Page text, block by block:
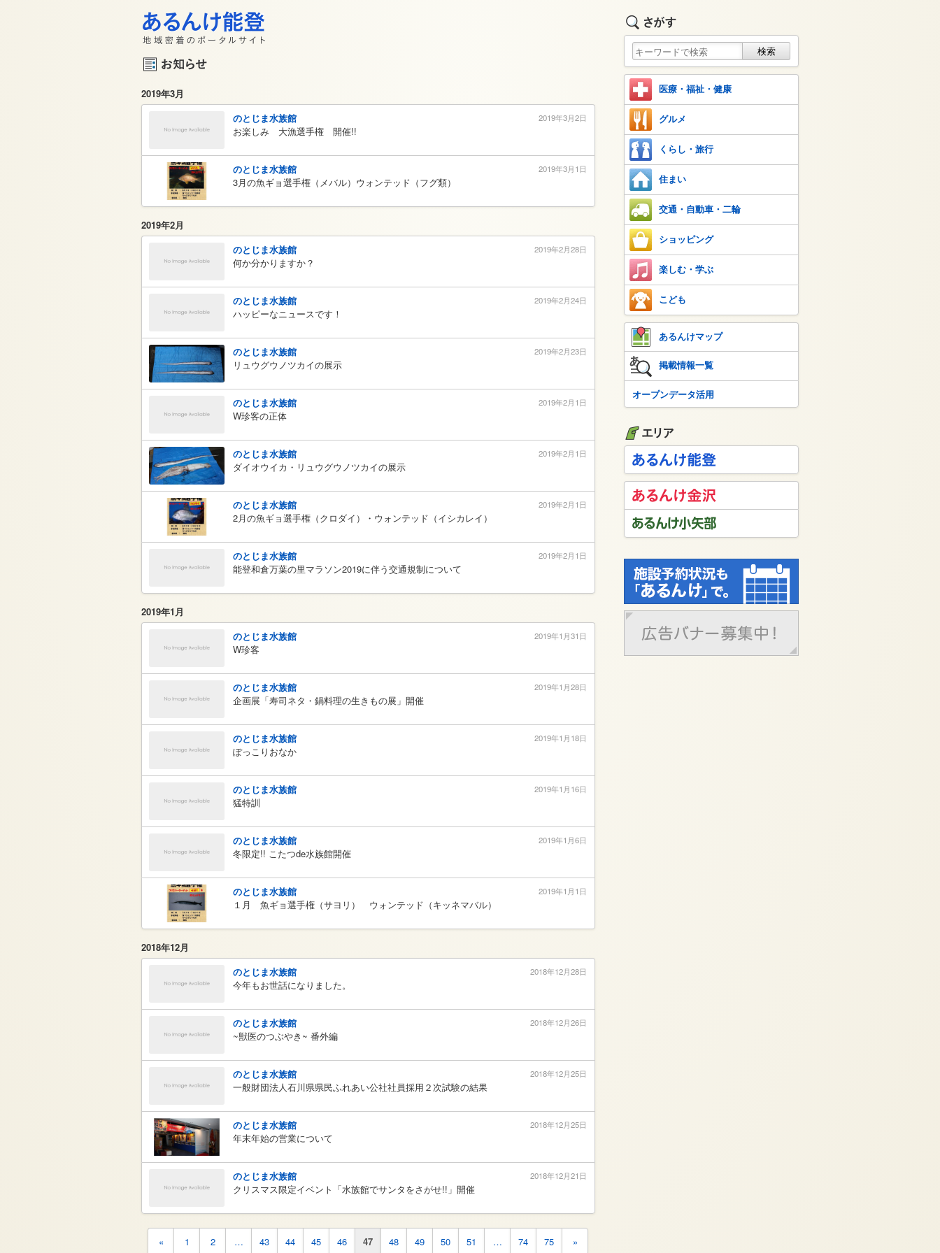
2019年3月
2019年3月2日
のとじま水族館
お楽しみ 大漁選手権 開催!!
2019年3月1日
のとじま水族館
3月の魚ギョ選手権（メバル）ウォンテッド（フグ類）
2019年2月
2019年2月28日
のとじま水族館
何か分かりますか？
2019年2月24日
のとじま水族館
ハッピーなニュースです！
2019年2月23日
のとじま水族館
リュウグウノツカイの展示
2019年2月1日
のとじま水族館
W珍客の正体
2019年2月1日
のとじま水族館
ダイオウイカ・リュウグウノツカイの展示
2019年2月1日
のとじま水族館
2月の魚ギョ選手権（クロダイ）・ウォンテッド（イシカレイ）
2019年2月1日
のとじま水族館
能登和倉万葉の里マラソン2019に伴う交通規制について
2019年1月
2019年1月31日
のとじま水族館
W珍客
2019年1月28日
のとじま水族館
企画展「寿司ネタ・鍋料理の生きもの展」開催
2019年1月18日
のとじま水族館
ぽっこりおなか
2019年1月16日
のとじま水族館
猛特訓
2019年1月6日
のとじま水族館
冬限定!! こたつde水族館開催
2019年1月1日
のとじま水族館
１月 魚ギョ選手権（サヨリ） ウォンテッド（キッネマバル）
2018年12月
2018年12月28日
のとじま水族館
今年もお世話になりました。
2018年12月26日
のとじま水族館
~獣医のつぶやき~ 番外編
2018年12月25日
のとじま水族館
一般財団法人石川県県民ふれあい公社社員採用２次試験の結果
2018年12月25日
のとじま水族館
年末年始の営業について
2018年12月21日
のとじま水族館
クリスマス限定イベント「水族館でサンタをさがせ!!」開催
« 1 2 … 43 44 45 46 47 48 49 50 51 … 74 75 »
医療・福祉・健康
グルメ
くらし・旅行
住まい
交通・自動車・二輪
ショッピング
楽しむ・学ぶ
こども
あるんけマップ
掲載情報一覧
オープンデータ活用